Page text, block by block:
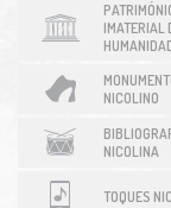
IMATERIAL
NICOLINO
NICOLINA
TOQUES